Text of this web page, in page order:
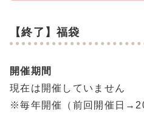
【終了】福袋
開催期間
現在は開催していません
※毎年開催（前回開催日